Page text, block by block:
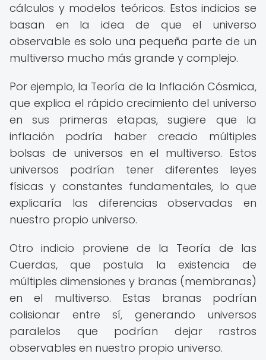
cálculos y modelos teóricos. Estos indicios se
basan en la idea de que el universo
observable es solo una pequeña parte de un
multiverso mucho más grande y complejo.
Por ejemplo, la Teoría de la Inflación Cósmica,
que explica el rápido crecimiento del universo
en sus primeras etapas, sugiere que la
inflación podría haber creado múltiples
bolsas de universos en el multiverso. Estos
universos podrían tener diferentes leyes
físicas y constantes fundamentales, lo que
explicaría las diferencias observadas en
nuestro propio universo.
Otro indicio proviene de la Teoría de las
Cuerdas, que postula la existencia de
múltiples dimensiones y branas (membranas)
en el multiverso. Estas branas podrían
colisionar entre sí, generando universos
paralelos que podrían dejar rastros
observables en nuestro propio universo.